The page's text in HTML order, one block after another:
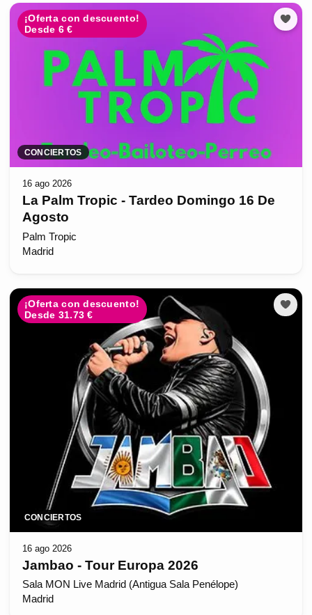
¡Oferta con descuento!
Desde 6 €
CONCIERTOS
16 ago 2026
La Palm Tropic - Tardeo Domingo 16 De
Agosto
Palm Tropic
Madrid
¡Oferta con descuento!
Desde 31.73 €
CONCIERTOS
16 ago 2026
Jambao - Tour Europa 2026
Sala MON Live Madrid (Antigua Sala Penélope)
Madrid